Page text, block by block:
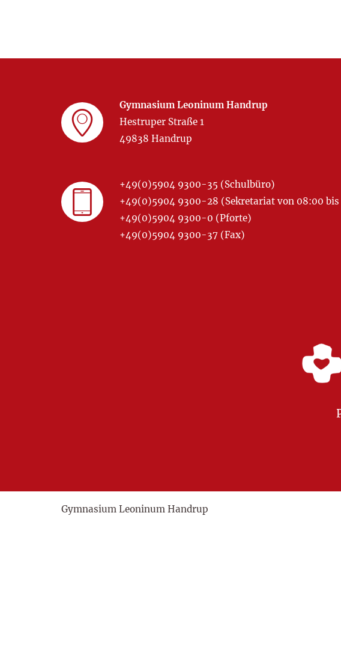
Gymnasium Leoninum Handrup
Hestruper Straße 1
49838 Handrup
+49(0)5904 9300-35 (Schulbüro)
+49(0)5904 9300-28 (Sekretariat von 08:00 bis
+49(0)5904 9300-0 (Pforte)
+49(0)5904 9300-37 (Fax)
Gymnasium Leoninum Handrup